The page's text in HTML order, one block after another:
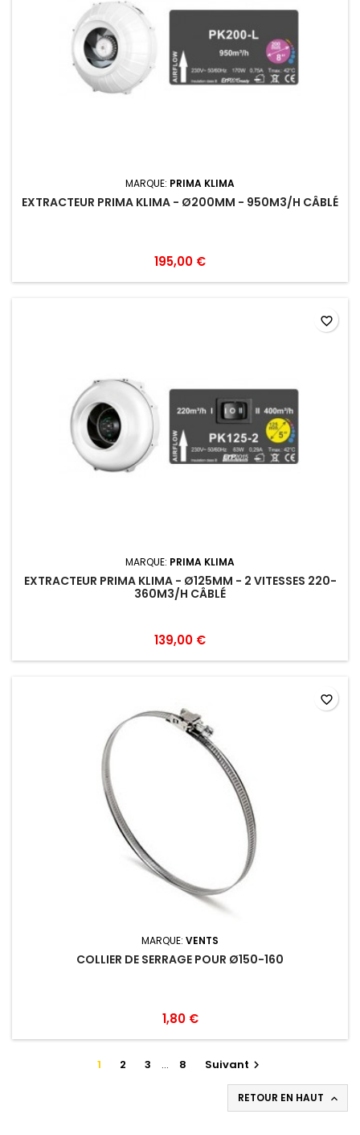
MARQUE: PRIMA KLIMA
EXTRACTEUR PRIMA KLIMA - Ø200MM - 950M3/H CÂBLÉ
195,00 €
MARQUE: PRIMA KLIMA
EXTRACTEUR PRIMA KLIMA - Ø125MM - 2 VITESSES 220-
360M3/H CÂBLÉ
139,00 €
favorite_border
MARQUE: VENTS
COLLIER DE SERRAGE POUR Ø150-160
1,80 €
favorite_border
1 2 3 … 8 Suivant 
RETOUR EN HAUT 